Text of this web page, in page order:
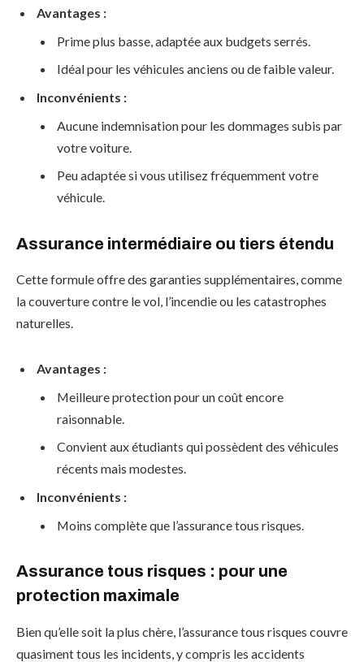
Avantages :
Prime plus basse, adaptée aux budgets serrés.
Idéal pour les véhicules anciens ou de faible valeur.
Inconvénients :
Aucune indemnisation pour les dommages subis par
votre voiture.
Peu adaptée si vous utilisez fréquemment votre
véhicule.
Assurance intermédiaire ou tiers étendu
Cette formule offre des garanties supplémentaires, comme
la couverture contre le vol, l’incendie ou les catastrophes
naturelles.
Avantages :
Meilleure protection pour un coût encore
raisonnable.
Convient aux étudiants qui possèdent des véhicules
récents mais modestes.
Inconvénients :
Moins complète que l’assurance tous risques.
Assurance tous risques : pour une
protection maximale
Bien qu’elle soit la plus chère, l’assurance tous risques couvre
quasiment tous les incidents, y compris les accidents